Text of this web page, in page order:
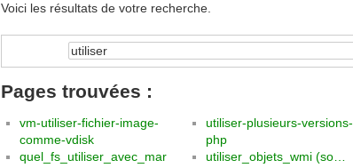
Voici les résultats de votre recherche.
Pages trouvées :
vm-utiliser-fichier-image-
comme-vdisk
utiliser-plusieurs-versions-
php
quel_fs_utiliser_avec_mar
utiliser_objets_wmi (so…